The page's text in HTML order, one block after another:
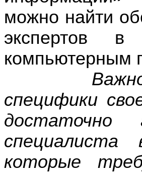
можно найти
экспертов
компьютерным
Важно
специфики
достаточно
которые